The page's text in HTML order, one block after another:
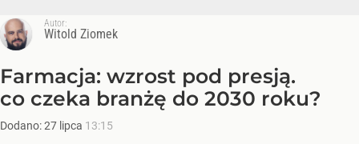
Autor:
Witold Ziomek
Farmacja: wzrost pod presją.
co czeka branżę do 2030 roku?
Dodano:27 lipca 13:15